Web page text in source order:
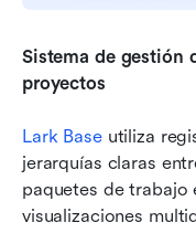
Sistema de gestión
proyectos
Lark Base utiliza
jerarquías claras
paquetes de
visualizaciones